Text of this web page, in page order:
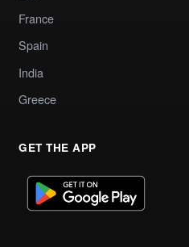
France
Spain
India
Greece
GET THE APP